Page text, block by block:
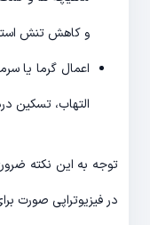
و کاهش تنش
اعمال گرما یا
التهاب، تسکین
توجه به این نکته
در فیزیوتراپی صورت